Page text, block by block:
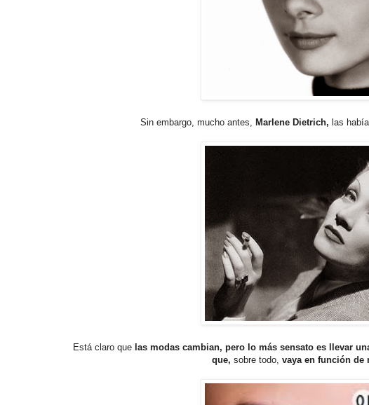
Sin embargo, mucho antes, Marlene Dietrich, las
Está claro que las modas cambian, pero lo más sensato es llevar
que, sobre todo, vaya en función de